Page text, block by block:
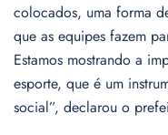
colocados, uma forma
que as equipes fazem
Estamos mostrando a
esporte, que é um
social”, declarou o